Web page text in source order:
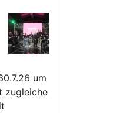
um
zugleiche